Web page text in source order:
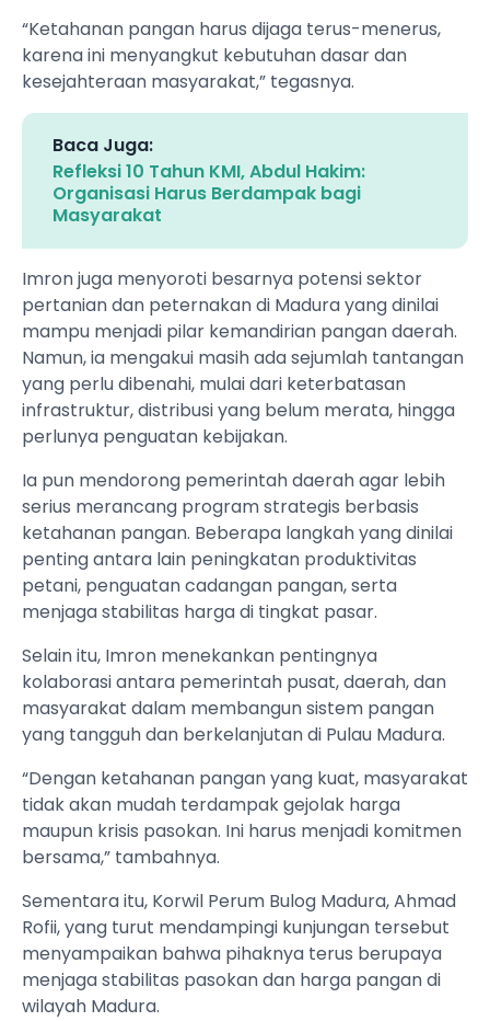
“Ketahanan pangan harus dijaga terus-menerus,
karena ini menyangkut kebutuhan dasar dan
kesejahteraan masyarakat,” tegasnya.
Baca Juga:
Refleksi 10 Tahun KMI, Abdul Hakim:
Organisasi Harus Berdampak bagi
Masyarakat
Imron juga menyoroti besarnya potensi sektor
pertanian dan peternakan di Madura yang dinilai
mampu menjadi pilar kemandirian pangan daerah.
Namun, ia mengakui masih ada sejumlah tantangan
yang perlu dibenahi, mulai dari keterbatasan
infrastruktur, distribusi yang belum merata, hingga
perlunya penguatan kebijakan.
Ia pun mendorong pemerintah daerah agar lebih
serius merancang program strategis berbasis
ketahanan pangan. Beberapa langkah yang dinilai
penting antara lain peningkatan produktivitas
petani, penguatan cadangan pangan, serta
menjaga stabilitas harga di tingkat pasar.
Selain itu, Imron menekankan pentingnya
kolaborasi antara pemerintah pusat, daerah, dan
masyarakat dalam membangun sistem pangan
yang tangguh dan berkelanjutan di Pulau Madura.
“Dengan ketahanan pangan yang kuat, masyarakat
tidak akan mudah terdampak gejolak harga
maupun krisis pasokan. Ini harus menjadi komitmen
bersama,” tambahnya.
Sementara itu, Korwil Perum Bulog Madura, Ahmad
Rofii, yang turut mendampingi kunjungan tersebut
menyampaikan bahwa pihaknya terus berupaya
menjaga stabilitas pasokan dan harga pangan di
wilayah Madura.